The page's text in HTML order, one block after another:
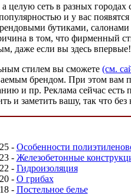
сеть в разных
и у вас
бутиками,
в том, что фирменный
даже если вы здесь впервые!
стилем вы сможете (см.
брендом. При этом вам
и пр. Реклама сейчас есть
и заметить вашу, так что
- Особенности
- Железобетонные
- Гидроизоляция
- О грибах
- Постельное белье